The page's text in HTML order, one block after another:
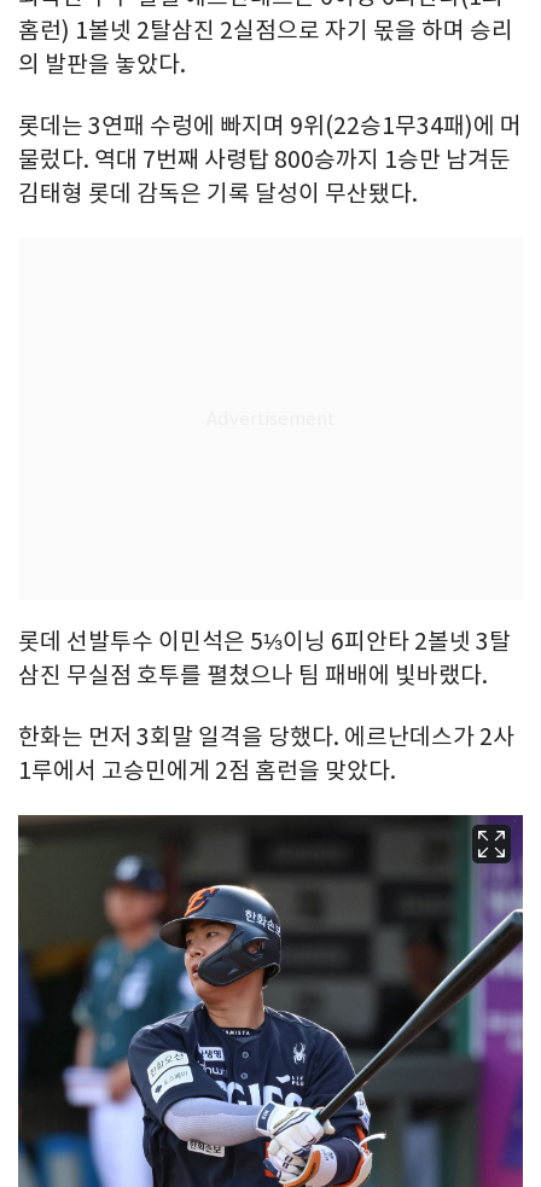
홈런) 1볼넷 2탈삼진 2실점으로 자기 몫을 하며 승리
의 발판을 놓았다.
롯데는 3연패 수렁에 빠지며 9위(22승1무34패)에 머
물렀다. 역대 7번째 사령탑 800승까지 1승만 남겨둔
김태형 롯데 감독은 기록 달성이 무산됐다.
롯데 선발투수 이민석은 5⅓이닝 6피안타 2볼넷 3탈
삼진 무실점 호투를 펼쳤으나 팀 패배에 빛바랬다.
한화는 먼저 3회말 일격을 당했다. 에르난데스가 2사
1루에서 고승민에게 2점 홈런을 맞았다.